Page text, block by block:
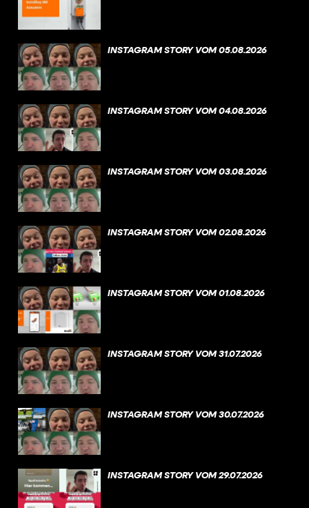
INSTAGRAM STORY VOM 05.08.2026
INSTAGRAM STORY VOM 04.08.2026
INSTAGRAM STORY VOM 03.08.2026
INSTAGRAM STORY VOM 02.08.2026
INSTAGRAM STORY VOM 01.08.2026
INSTAGRAM STORY VOM 31.07.2026
INSTAGRAM STORY VOM 30.07.2026
INSTAGRAM STORY VOM 29.07.2026